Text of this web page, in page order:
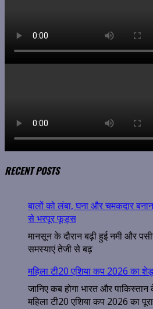
RECENT POSTS
बालों को लंबा, घना और चमकदार
से भरपूर फूड्स
मानसून के दौरान बढ़ी हुई नमी और
समस्याएं तेजी से बढ़
महिला टी20 एशिया कप 2026 का
जानिए कब होगा भारत और
महिला टी20 एशिया कप 2026 का पूरा